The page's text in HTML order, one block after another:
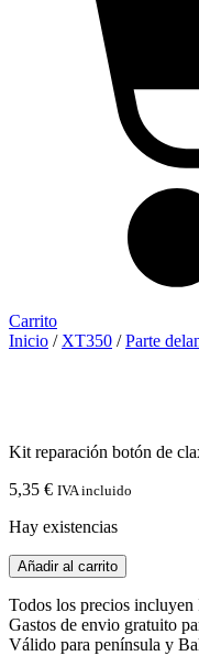
Carrito
Inicio / XT350 /Parte
Kit reparación botón de
5,35 € IVA incluido
Hay existencias
Kit
reparación
botón
de
claxon
Añadir al carrito
Todos los precios incluyen
Gastos de envio gratuito
Válido para península y